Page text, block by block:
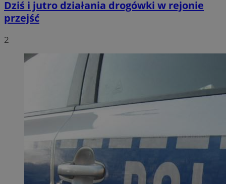
Dziś i jutro działania drogówki w rejonie
przejść
2